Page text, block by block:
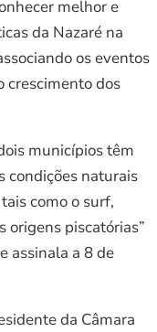
melhor e
da Nazaré na
os eventos
crescimento dos
municípios têm
condições naturais
como o surf,
origens piscatórias”
assinala a 8 de
da Câmara